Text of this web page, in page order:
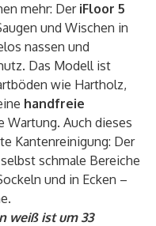
mehr: Der iFloor 5
und Wischen in
nassen und
Das Modell ist
wie Hartholz,
handfreie
Wartung. Auch dieses
Kantenreinigung: Der
schmale Bereiche
und in Ecken –
weiß ist um 33